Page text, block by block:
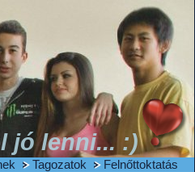
jó lenni... :)
Tagozatok Felnőttoktatás